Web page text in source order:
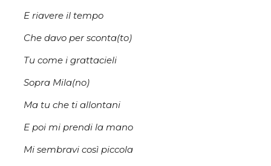
E riavere il tempo
Che davo per sconta(to)
Tu come i grattacieli
Sopra Mila(no)
Ma tu che ti allontani
E poi mi prendi la mano
Mi sembravi così piccola